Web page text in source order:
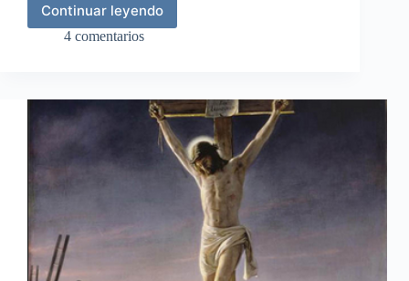
Continuar leyendo
La
gran
4 comentarios